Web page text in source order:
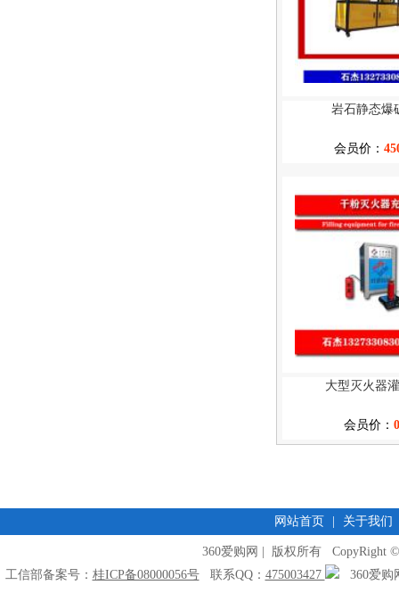
岩石静态爆
会员价：
大型灭火器
会员价：
网站首页 关于我们
360爱购网 | 版权所有 CopyRight ©
工信部备案号： 桂ICP备08000056号联系QQ： 475003427 360爱购